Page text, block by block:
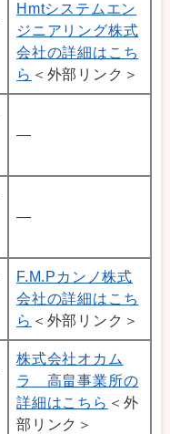
Hmtシステムエン
ジニアリング株式
会社の詳細はこち
ら ＜外部リンク＞
―
―
F.M.Pカンノ株式
会社の詳細はこち
ら ＜外部リンク＞
株式会社オカム
ラ 高畠事業所の
詳細はこちら ＜外
部リンク＞